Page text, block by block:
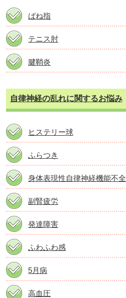
ばね指
テニス肘
腱鞘炎
自律神経の乱れに関するお悩み
ヒステリー球
ふらつき
身体表現性自律神経機能不全
副腎疲労
発達障害
ふわふわ感
5月病
高血圧